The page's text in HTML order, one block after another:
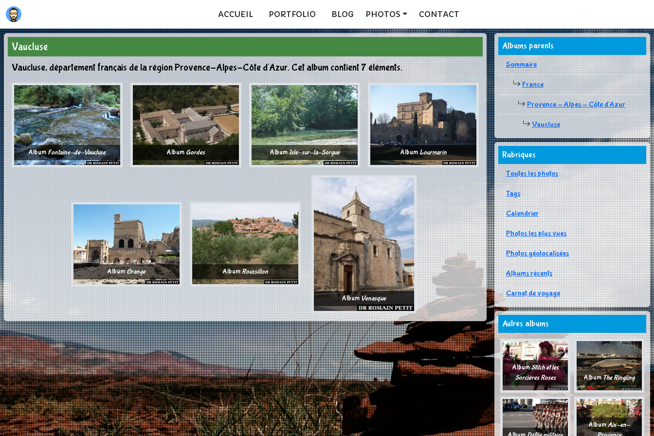
ACCUEIL PORTFOLIO BLOG PHOTOS CONTACT
Vaucluse
Vaucluse, département français de la région Provence-Alpes-Côte d'Azur. Cet album contient 7 éléments.
Album Fontaine-de-Vaucluse Album Gordes AlbumIsle-sur-la-Sorgue Album Lourmarin
AlbumOrange AlbumRoussillon
Album Venasque
Albums parents
Sommaire
France
Provence - Alpes - Côte d'Azur
Vaucluse
Rubriques
Toutes les photos
Tags
Calendrier
Photos les plus vues
Photos géolocalisées
Albums récents
Carnet de voyage
Autres albums
AlbumStitch et les
Sorcières Roses
AlbumThe Ringling
AlbumAix-en-